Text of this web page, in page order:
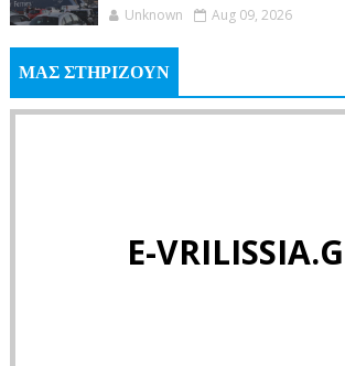
Unknown Aug 09, 2026
ΜΑΣ ΣΤΗΡΙΖΟΥΝ
E-